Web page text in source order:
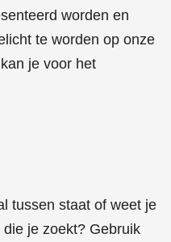
worden en
te worden op onze
je voor het
tussen staat of weet je
je zoekt? Gebruik